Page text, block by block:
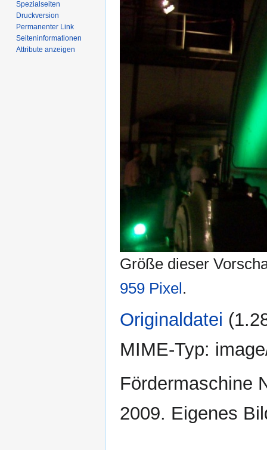
Größe dieser
959 Pixel.
Originaldatei
MIME-Typ:
Fördermaschine
2009. Eigenes
Spezialseiten
Druckversion
Permanenter Link
Seiten­­informationen
Attribute anzeigen